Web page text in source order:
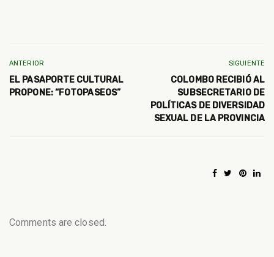
ANTERIOR
EL PASAPORTE CULTURAL
PROPONE: “FOTOPASEOS”
SIGUIENTE
COLOMBO RECIBIÓ AL
SUBSECRETARIO DE
POLÍTICAS DE DIVERSIDAD
SEXUAL DE LA PROVINCIA
Comments are closed.